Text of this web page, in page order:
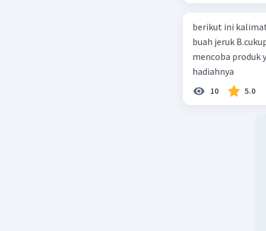
Hemat
berikut ini kalimat iklan
buah jeruk
mencoba produk
hadiahnya
10 5.0